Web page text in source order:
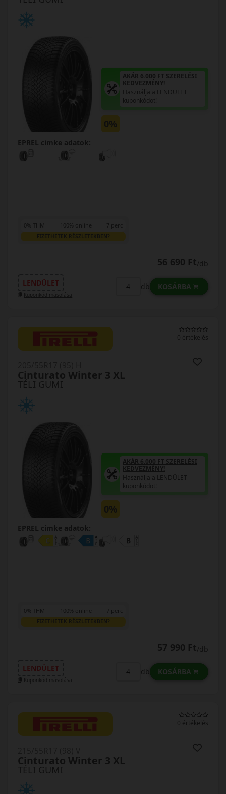
AKÁR 6.000 FT SZERELÉSI
KEDVEZMÉNY!
Használja a LENDÜLET
kuponkódot!
0%
EPREL cimke adatok:
0% THM 100% online 7 perc
FIZETHETEK RÉSZLETEKBEN?
56 690 Ft/db
LENDÜLET
Kuponkód másolása
db KOSÁRBA
0 értékelés
TÉLI GUMI
Cinturato Winter 3 XL
AKÁR 6.000 FT SZERELÉSI
KEDVEZMÉNY!
Használja a LENDÜLET
kuponkódot!
0%
EPREL cimke adatok:
0% THM 100% online 7 perc
FIZETHETEK RÉSZLETEKBEN?
57 990 Ft/db
LENDÜLET
Kuponkód másolása
db KOSÁRBA
0 értékelés
TÉLI GUMI
Cinturato Winter 3 XL